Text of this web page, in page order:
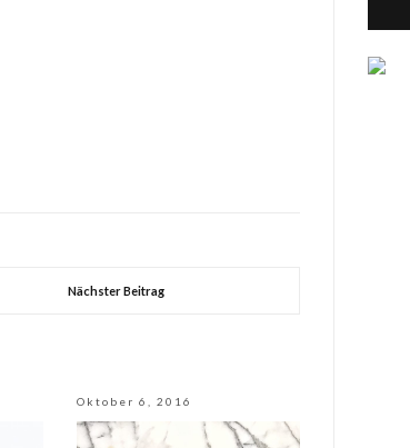
Nächster Beitrag
Oktober 6, 2016